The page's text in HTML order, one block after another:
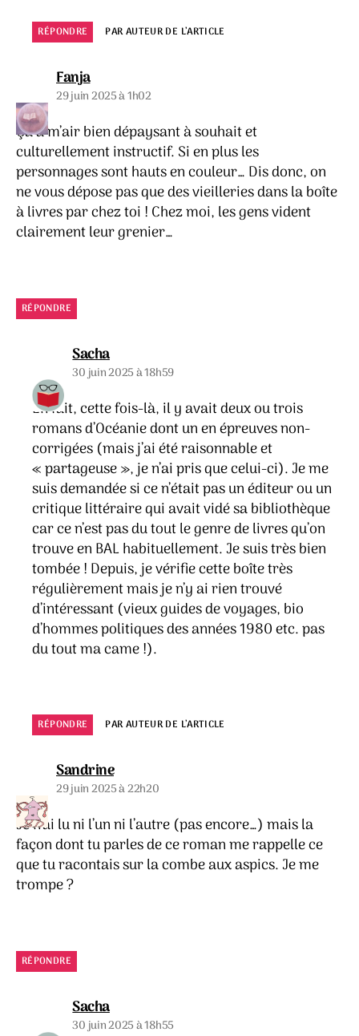
RÉPONDRE PAR AUTEUR DE L’ARTICLE
Fanjadit :
29 juin 2025 à 1h02
Ça a m’air bien dépaysant à souhait et
culturellement instructif. Si en plus les
personnages sont hauts en couleur… Dis donc, on
ne vous dépose pas que des vieilleries dans la boîte
à livres par chez toi ! Chez moi, les gens vident
clairement leur grenier…
RÉPONDRE
Sachadit :
30 juin 2025 à 18h59
En fait, cette fois-là, il y avait deux ou trois
romans d’Océanie dont un en épreuves non-
corrigées (mais j’ai été raisonnable et
« partageuse », je n’ai pris que celui-ci). Je me
suis demandée si ce n’était pas un éditeur ou un
critique littéraire qui avait vidé sa bibliothèque
car ce n’est pas du tout le genre de livres qu’on
trouve en BAL habituellement. Je suis très bien
tombée ! Depuis, je vérifie cette boîte très
régulièrement mais je n’y ai rien trouvé
d’intéressant (vieux guides de voyages, bio
d’hommes politiques des années 1980 etc. pas
du tout ma came !).
RÉPONDRE PAR AUTEUR DE L’ARTICLE
Sandrinedit :
29 juin 2025 à 22h20
Je n’ai lu ni l’un ni l’autre (pas encore…) mais la
façon dont tu parles de ce roman me rappelle ce
que tu racontais sur la combe aux aspics. Je me
trompe ?
RÉPONDRE
Sachadit :
30 juin 2025 à 18h55